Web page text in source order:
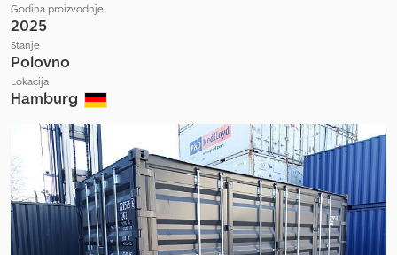
Godina proizvodnje
2025
Stanje
Polovno
Lokacija
Hamburg